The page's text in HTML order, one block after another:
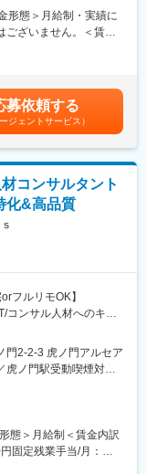
中心メンバーを探して
現在は月4回の出勤が必
身の頑張りがしっか
ルなオペレーションが
期リレーションの中で
する社風です。ミッシ
の業務の進め方はお
す。
数在籍し、ブティック
に、業界内でも存在感
ルーティングアドバイ
面業務を担います。
まります。
ントが日程調整をサポ
アリング
単純作業は自動化）
く案件を担当
形態＞月給制・実績に
ございません。＜賃金
を還元しています・イ
あくまでも目安の金額
ります。月給(月額)は固
募依頼する
ージェントサービス）
コンサルタント
化&高品質
フルリモOK】
コンサル人材へのキャ
、重要な人材を含む人
とし、キャリア支援(キ
援)を行います。
の代表・役員・決裁者
門2-2-3 虎ノ門アルセア
虎ノ門駅受動喫煙対
態＞月給制＜賃金内訳
固定残業手当/月：